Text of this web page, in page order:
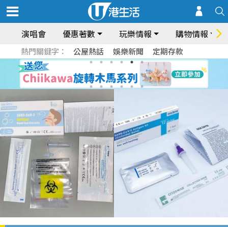
演唱會 優惠著數 玩樂情報 購物情報
熱門關鍵字： 公屋熱話 娛樂新聞 定期存款